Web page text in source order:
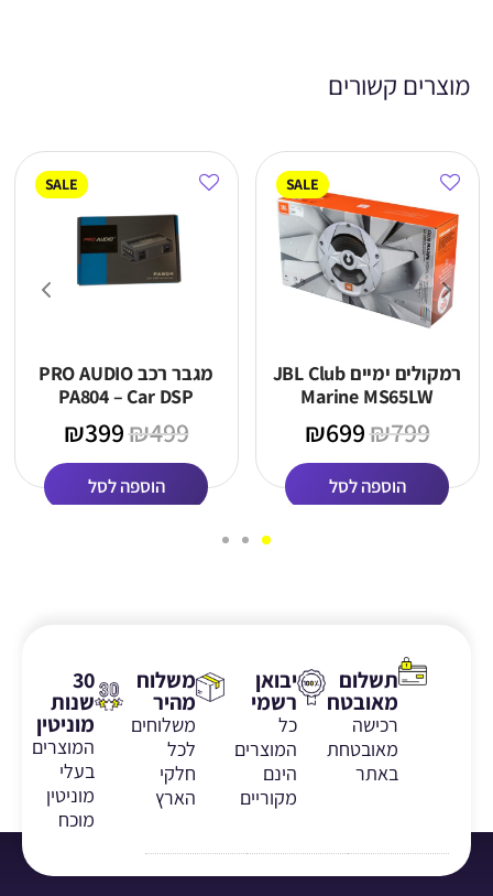
מוצרים קשורים
SALE
רמקולים ימיים JBL Club
Marine MS65LW
₪799
₪699
הוספה לסל
SALE
מגבר רכב PRO AUDIO
PA804 – Car DSP
₪499
₪399
הוספה לסל
תשלום
מאובטח
רכישה
מאובטחת
באתר
יבואן
רשמי
כל
המוצרים
הינם
מקוריים
משלוח
מהיר
משלוחים
לכל
חלקי
הארץ
30
שנות
מוניטין
המוצרים
בעלי
מוניטין
מוכח